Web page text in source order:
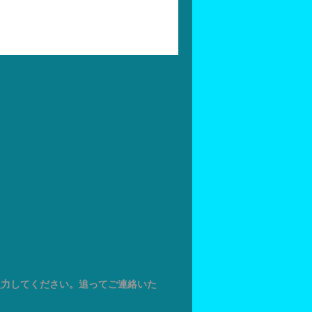
してください。追ってご連絡いた